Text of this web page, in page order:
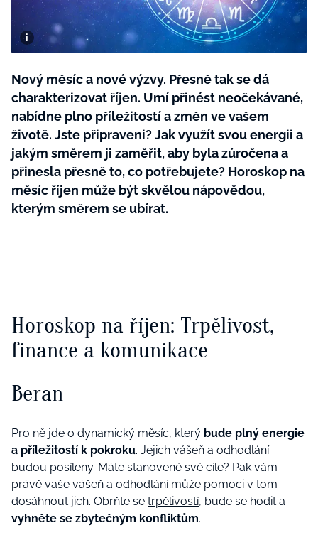
Tvoření
Rady a tipy
Extra
SVĚT ŽENY - 599 KČ
ROČNÍ PŘEDPLATNÉ SVĚT ŽENY +
Nový měsíc a nové výzvy. Přesně tak se dá
charakterizovat říjen. Umí přinést neočekávané,
nabídne plno příležitostí a změn ve vašem
životě. Jste připraveni? Jak využít svou energii a
jakým směrem ji zaměřit, aby byla zúročena a
přinesla přesně to, co potřebujete? Horoskop na
měsíc říjen může být skvělou nápovědou,
kterým směrem se ubírat.
Horoskop na říjen: Trpělivost,
finance a komunikace
Beran
Pro ně jde o dynamický měsíc, který bude plný energie
a příležitostí k pokroku. Jejich vášeň a odhodlání
budou posíleny. Máte stanovené své cíle? Pak vám
právě vaše vášeň a odhodlání může pomoci v tom
dosáhnout jich. Obrňte se trpělivostí, bude se hodit a
vyhněte se zbytečným konfliktům.